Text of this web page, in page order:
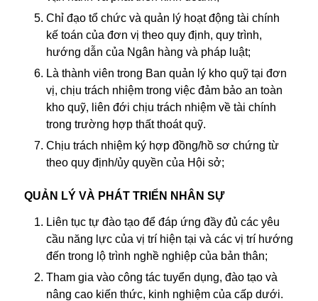
Chỉ đạo tổ chức và quản lý hoạt động tài chính
kế toán của đơn vị theo quy định, quy trình,
hướng dẫn của Ngân hàng và pháp luật;
Là thành viên trong Ban quản lý kho quỹ tại đơn
vị, chịu trách nhiệm trong việc đảm bảo an toàn
kho quỹ, liên đới chịu trách nhiệm về tài chính
trong trường hợp thất thoát quỹ.
Chịu trách nhiệm ký hợp đồng/hồ sơ chứng từ
theo quy định/ủy quyền của Hội sở;
QUẢN LÝ VÀ PHÁT TRIỂN NHÂN SỰ
Liên tục tự đào tạo để đáp ứng đầy đủ các yêu
cầu năng lực của vị trí hiện tại và các vị trí hướng
đến trong lộ trình nghề nghiệp của bản thân;
Tham gia vào công tác tuyển dụng, đào tạo và
nâng cao kiến thức, kinh nghiệm của cấp dưới.